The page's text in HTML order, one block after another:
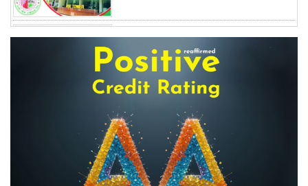
শতাংশ টিআইএনধারী রিটার্ন দেয়নি